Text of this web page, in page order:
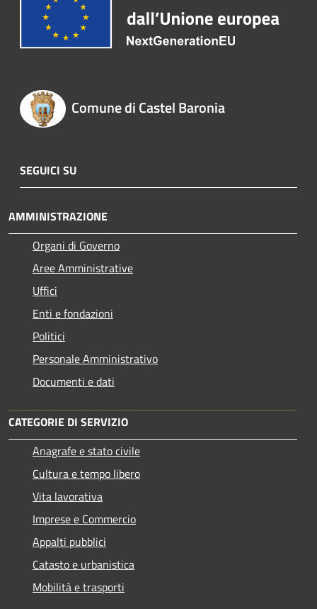
Comune di Castel Baronia
SEGUICI SU
AMMINISTRAZIONE
Organi di Governo
Aree Amministrative
Uffici
Enti e fondazioni
Politici
Personale Amministrativo
Documenti e dati
CATEGORIE DI SERVIZIO
Anagrafe e stato civile
Cultura e tempo libero
Vita lavorativa
Imprese e Commercio
Appalti pubblici
Catasto e urbanistica
Mobilità e trasporti